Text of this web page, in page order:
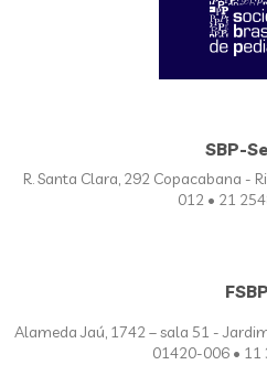
SBP-
R. Santa Clara, 292 Copacabana -
012 • 21
FSBP
Alameda Jaú, 1742 – sala 51 -
01420-006 •